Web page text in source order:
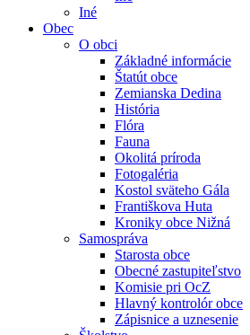
Iné
Obec
O obci
Základné informácie
Štatút obce
Zemianska Dedina
História
Flóra
Fauna
Okolitá príroda
Fotogaléria
Kostol sväteho Gála
Františkova Huta
Kroniky obce Nižná
Samospráva
Starosta obce
Obecné zastupiteľstvo
Komisie pri OcZ
Hlavný kontrolór obce
Zápisnice a uznesenie